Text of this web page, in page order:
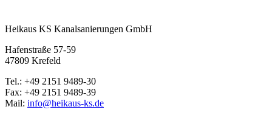
Heikaus KS Kanalsanierungen GmbH
Hafenstraße 57-59
47809 Krefeld
Tel.: +49 2151 9489-30
Fax: +49 2151 9489-39
Mail: info@heikaus-ks.de